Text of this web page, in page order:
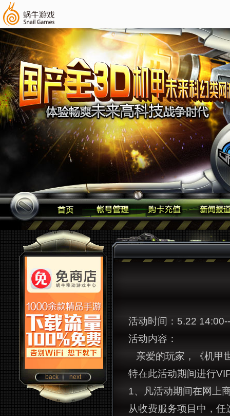
back next
活动时间：5.22
活动内容：
亲爱的玩家，《机甲
特在此活动期间进行
1、凡活动期间在网上
从收费服务项目中，任